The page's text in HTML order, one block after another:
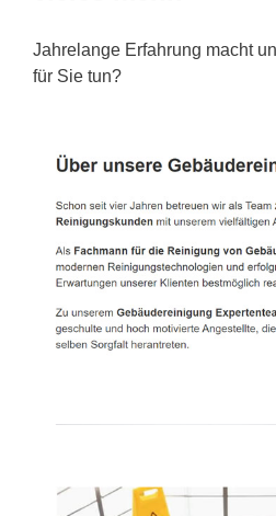
Jahrelange Erfahrung macht
für Sie tun?